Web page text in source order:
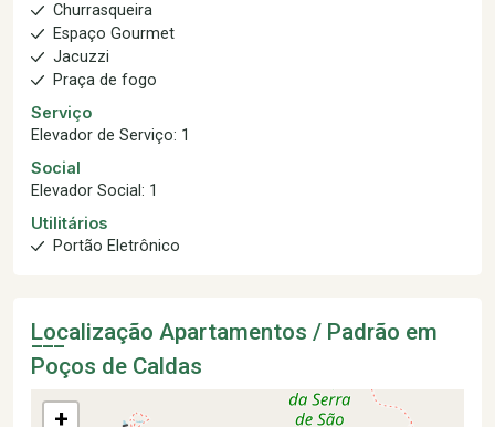
Churrasqueira
Espaço Gourmet
Jacuzzi
Praça de fogo
Serviço
Elevador de Serviço: 1
Social
Elevador Social: 1
Utilitários
Portão Eletrônico
Localização Apartamentos / Padrão em
Poços de Caldas
+